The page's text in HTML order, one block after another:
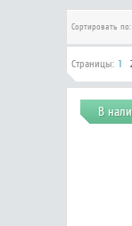
Сортировать по:
Страницы: 1
В